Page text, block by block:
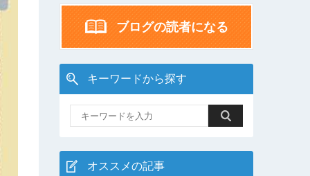
ブログの読者になる
キーワードから探す
オススメの記事